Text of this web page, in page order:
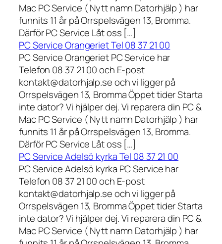
Mac PC Service ( Nytt namn Datorhjälp ) har
funnits 11 år på Orrspelsvägen 13, Bromma.
Därför PC Service Låt oss […]
PC Service Orangeriet Tel 08 37 21 00
PC Service Orangeriet PC Service har
Telefon 08 37 21 00 och E-post
kontakt@datorhjalp.se och vi ligger på
Orrspelsvägen 13, Bromma Öppet tider Starta
inte dator? Vi hjälper dej. Vi reparera din PC &
Mac PC Service ( Nytt namn Datorhjälp ) har
funnits 11 år på Orrspelsvägen 13, Bromma.
Därför PC Service Låt oss […]
PC Service Adelsö kyrka Tel 08 37 21 00
PC Service Adelsö kyrka PC Service har
Telefon 08 37 21 00 och E-post
kontakt@datorhjalp.se och vi ligger på
Orrspelsvägen 13, Bromma Öppet tider Starta
inte dator? Vi hjälper dej. Vi reparera din PC &
Mac PC Service ( Nytt namn Datorhjälp ) har